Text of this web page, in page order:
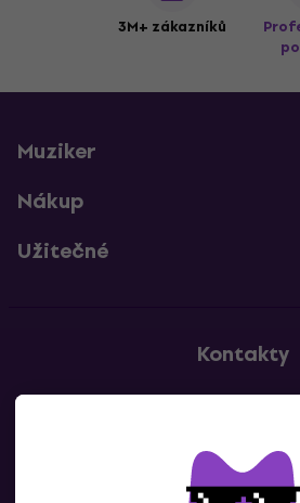
3M+ zákazníků
Muziker
Nákup
Užitečné
Kontakty